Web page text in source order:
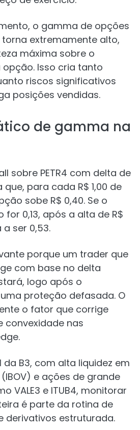
o gamma de opções
extremamente alto,
máxima sobre o
Isso cria tanto
riscos significativos
posições vendidas.
de gamma na
sobre PETR4 com delta de
que, para cada R$ 1,00 de
sobe R$ 0,40. Se o
0,13, após a alta de R$
a ser 0,53.
porque um trader que
com base no delta
logo após o
proteção defasada. O
o fator que corrige
convexidade nas
B3, com alta liquidez em
e ações de grande
VALE3 e ITUB4, monitorar
é parte da rotina de
derivativos estruturada.